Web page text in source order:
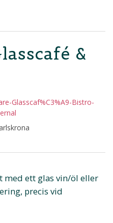
&
Glasscaf%C3%A9-Bistro-
med ett glas vin/öl eller
precis vid